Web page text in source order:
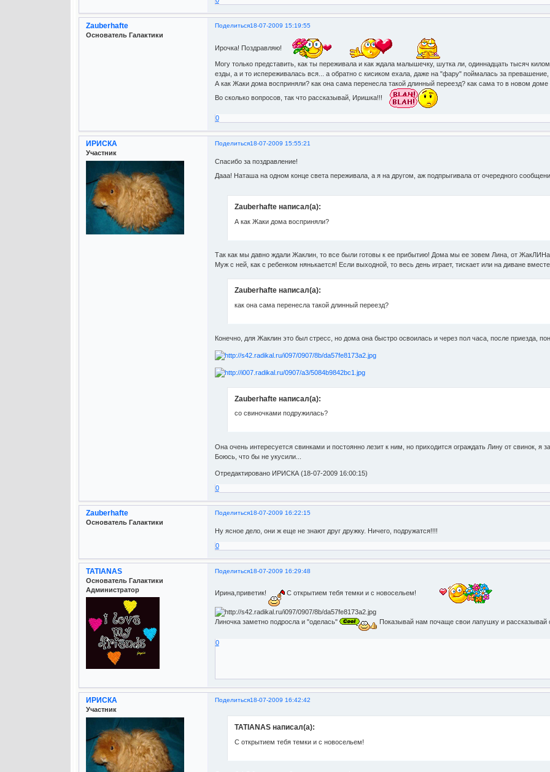
Поделиться18-07-2009 15:19:55
Zauberhafte
Основатель Галактики
Ирочка! Поздравляю!
Могу только представить, как ты переживала и как ждала малышечку, шутка ли, одиннадцать тысяч
езды, а и то испереживалась вся... а обратно с кисиком ехала, даже на "фару" поймалась за
А как Жаки дома восприняли? как она сама перенесла такой длинный переезд? как сама то в новом
Во сколько вопросов, так что рассказывай, Иришка!!!
0
Поделиться18-07-2009 15:55:21
ИРИСКА
Участник
Спасибо за поздравление!
Дааа! Наташа на одном конце света переживала, а я на другом, аж подпрыгивала от очередного
Zauberhafte написал(а):
А как Жаки дома восприняли?
Так как мы давно ждали Жаклин, то все были готовы к ее прибытию! Дома мы ее зовем Лина, от
Муж с ней, как с ребенком нянькается! Если выходной, то весь день играет, тискает или на диване
Zauberhafte написал(а):
как она сама перенесла такой длинный переезд?
Конечно, для Жаклин это был стресс, но дома она быстро освоилась и через пол часа, после приезда,
Zauberhafte написал(а):
со свиночками подружилась?
Она очень интересуется свинками и постоянно лезит к ним, но приходится ограждать Лину от свинок, я
Боюсь, что бы не укусили...
Отредактировано ИРИСКА (18-07-2009 16:00:15)
0
Поделиться18-07-2009 16:22:15
Zauberhafte
Основатель Галактики
Ну ясное дело, они ж еще не знают друг дружку. Ничего, подружатся!!!!
0
Поделиться18-07-2009 16:29:48
TATIANAS
Основатель Галактики
Администратор
Ирина,приветик! С открытием тебя темки и с новосельем!
Линочка заметно подросла и "оделась" Показывай нам почаще свои лапушку и рассказывай
0
Поделиться18-07-2009 16:42:42
ИРИСКА
Участник
TATIANAS написал(а):
С открытием тебя темки и с новосельем!